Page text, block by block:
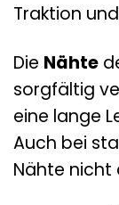
Traktion
Die Nähte
sorgfältig
eine lange
Auch bei
Nähte nicht